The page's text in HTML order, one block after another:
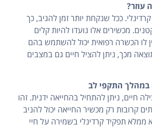
עוזר?
ככל שנקחת יותר זמן להגיב, כך
מכשירים אלו נועדו להיות קלים
לו הכשרה רפואית יכול להשתמש בהם
מכך, ניתן להציל חיים גם במצבים
במהלך התקפי לב
חיים, ניתן להתחיל בהחייאה ידנית. זהו
קרובות רק מכשיר החייאה יכול להניב
ממלא תפקיד קרדינלי בשמירה על חיי